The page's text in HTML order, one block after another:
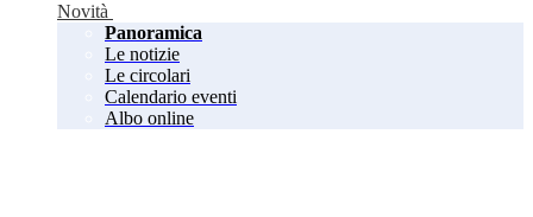
Novità
Panoramica
Le notizie
Le circolari
Calendario eventi
Albo online